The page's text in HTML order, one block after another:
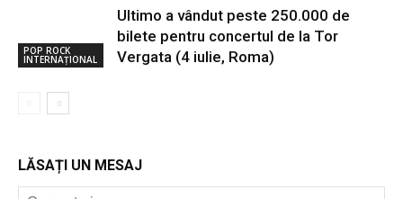
POP ROCK
INTERNAȚIONAL
Ultimo a vândut peste 250.000 de
bilete pentru concertul de la Tor
Vergata (4 iulie, Roma)
LĂSAȚI UN MESAJ